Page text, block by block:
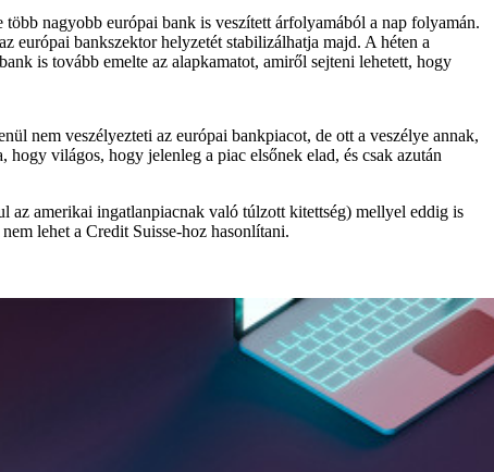
nagyobb európai bank is veszített árfolyamából a nap folyamán.
európai bankszektor helyzetét stabilizálhatja majd. A héten a
is tovább emelte az alapkamatot, amiről sejteni lehetett, hogy
nem veszélyezteti az európai bankpiacot, de ott a veszélye annak,
világos, hogy jelenleg a piac elsőnek elad, és csak azután
az amerikai ingatlanpiacnak való túlzott kitettség) mellyel eddig is
lehet a Credit Suisse-hoz hasonlítani.